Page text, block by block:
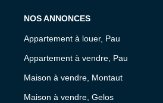
NOS ANNONCES
Appartement à louer, Pau
Appartement à vendre, Pau
Maison à vendre, Montaut
Maison à vendre, Gelos